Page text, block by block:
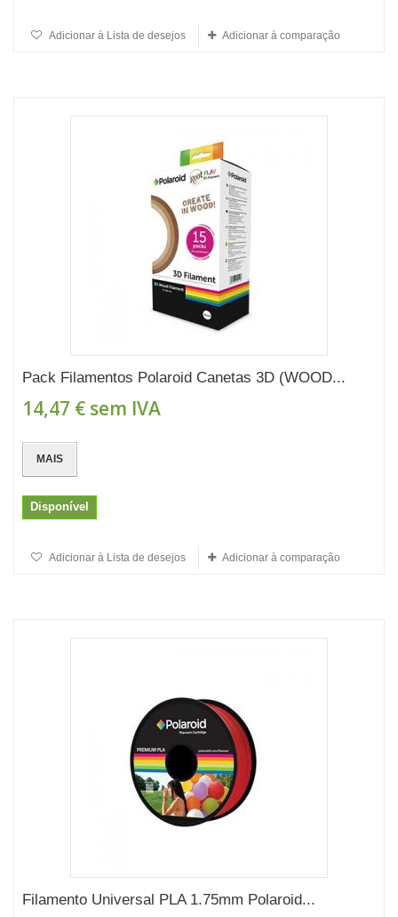
Adicionar à Lista de desejos Adicionar à comparação
Pack Filamentos Polaroid Canetas 3D (WOOD...
14,47 € sem IVA
MAIS
Disponível
Adicionar à Lista de desejos Adicionar à comparação
Filamento Universal PLA 1.75mm Polaroid...